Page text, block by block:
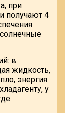
при
получают 4
в
жидкость,
энергия
у